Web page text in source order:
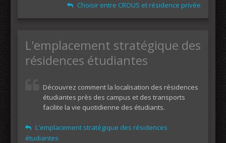
Choisir entre CROUS et résidence privée
L'emplacement stratégique des
résidences étudiantes
Découvrez comment la localisation des résidences
étudiantes près des campus et des transports
facilite la vie quotidienne des étudiants.
L'emplacement stratégique des résidences
étudiantes